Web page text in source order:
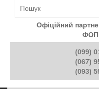
Офіційний
ФОП
(099)
(067)
(093)